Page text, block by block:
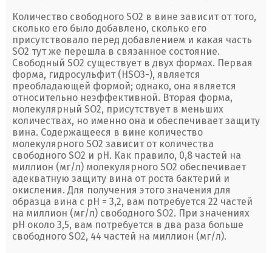
Количество свободного SO2 в вине зависит от того,
сколько его было добавлено, сколько его
присутствовало перед добавлением и какая часть
SO2 тут же перешла в связанное состояние.
Свободный SO2 существует в двух формах. Первая
форма, гидросульфит (HSO3-), является
преобладающей формой; однако, она является
относительно неэффективной. Вторая форма,
молекулярный SO2, присутствует в меньших
количествах, но именно она и обеспечивает защиту
вина. Содержащееся в вине количество
молекулярного SO2 зависит от количества
свободного SO2 и рН. Как правило, 0,8 частей на
миллион (мг/л) молекулярного SO2 обеспечивает
адекватную защиту вина от роста бактерий и
окисления. Для получения этого значения для
образца вина с рН = 3,2, вам потребуется 22 частей
на миллион (мг/л) свободного SO2. При значениях
рН около 3,5, вам потребуется в два раза больше
свободного SO2, 44 частей на миллион (мг/л).